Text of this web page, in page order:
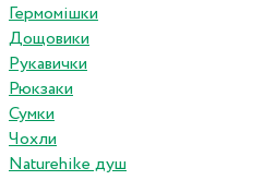
Гермомішки
Дощовики
Рукавички
Рюкзаки
Сумки
Чохли
Naturehike душ